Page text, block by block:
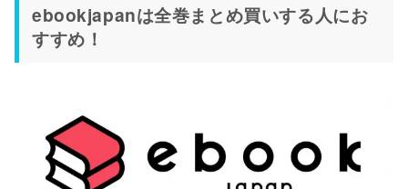
ebookjapanは全巻まとめ買いする人にお
すすめ！